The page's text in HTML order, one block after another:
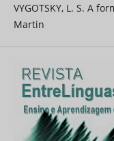
VYGOTSKY, L. S. A
Martin